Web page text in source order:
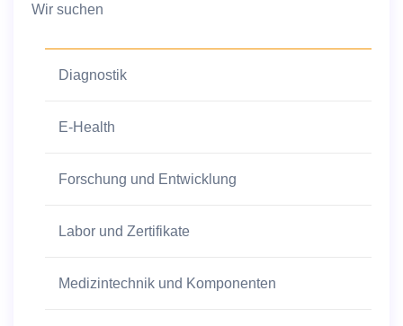
Wir suchen
Diagnostik
E-Health
Forschung und Entwicklung
Labor und Zertifikate
Medizintechnik und Komponenten